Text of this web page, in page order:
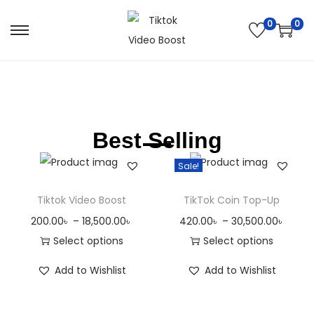
0 0
Best Selling
Tiktok Video Boost
200.00৳ – 18,500.00৳
Select options
Add to Wishlist
Sale!
TikTok Coin Top-Up
420.00৳ – 30,500.00৳
Select options
Add to Wishlist